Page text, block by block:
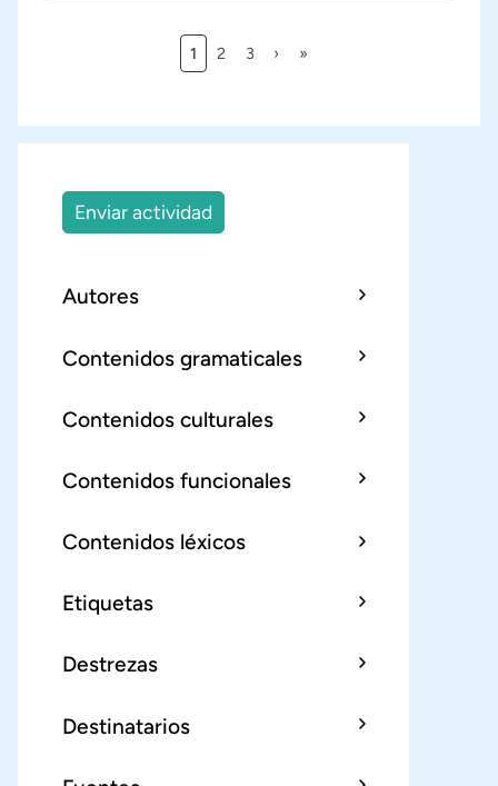
Paginación
Página actual
1 Página
2 Página
3 Siguiente página
› Última página
»
Enviar actividad
Autores
Contenidos gramaticales
Contenidos culturales
Contenidos funcionales
Contenidos léxicos
Etiquetas
Destrezas
Destinatarios